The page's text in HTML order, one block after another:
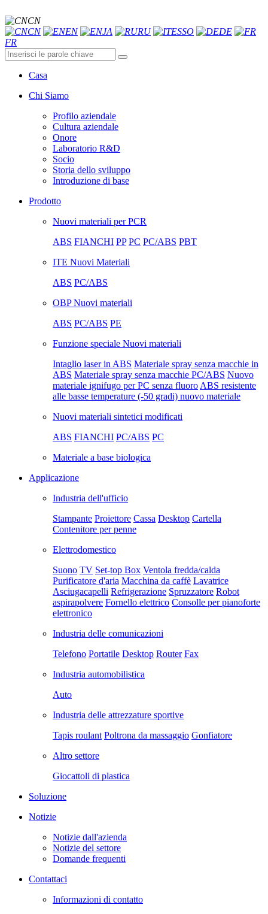
CN
CN
EN JA RU ESSO
DE
FR
Casa
Chi Siamo
Profilo aziendale
Cultura aziendale
Onore
Laboratorio R&D
Socio
Storia dello sviluppo
Introduzione di base
Prodotto
Nuovi materiali per PCR
ABS FIANCHI PP PC PC/ABS PBT
ITE Nuovi Materiali
ABS PC/ABS
OBP Nuovi materiali
ABS PC/ABS PE
Funzione speciale Nuovi materiali
Intaglio laser in ABS Materiale spray senza macchie in
ABS Materiale spray senza macchie PC/ABS Nuovo
materiale ignifugo per PC senza fluoro ABS resistente
alle basse temperature (-50 gradi) nuovo materiale
Nuovi materiali sintetici modificati
ABS FIANCHI PC/ABS PC
Materiale a base biologica
Applicazione
Industria dell'ufficio
Stampante Proiettore Cassa Desktop Cartella
Contenitore per penne
Elettrodomestico
Suono TV Set-top Box Ventola fredda/calda
Purificatore d'aria Macchina da caffè Lavatrice
Asciugacapelli Refrigerazione Spruzzatore Robot
aspirapolvere Fornello elettrico Consolle per pianoforte
elettronico
Industria delle comunicazioni
Telefono Portatile Desktop Router Fax
Industria automobilistica
Auto
Industria delle attrezzature sportive
Tapis roulant Poltrona da massaggio Gonfiatore
Altro settore
Giocattoli di plastica
Soluzione
Notizie
Notizie dall'azienda
Notizie del settore
Domande frequenti
Contattaci
Informazioni di contatto